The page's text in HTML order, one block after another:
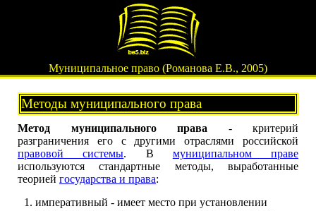
Муниципальное право (Романова Е.В., 2005)
Методы муниципального права
Метод муниципального права - критерий
разграничения его с другими отраслями российской
правовой системы. В муниципальном праве
используются стандартные методы, выработанные
теорией государства и права:
императивный - имеет место при установлении